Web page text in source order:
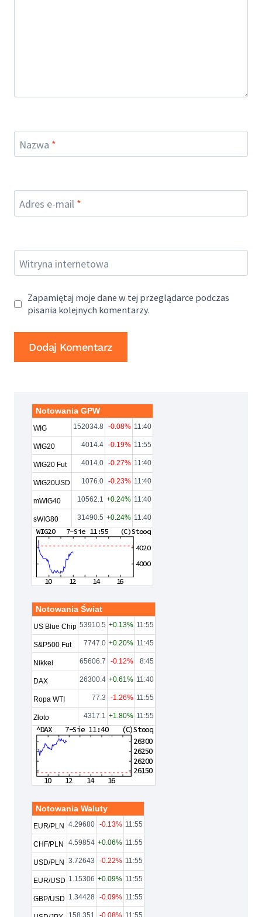
Nazwa *
Adres e-mail *
Witryna internetowa
Zapamiętaj moje dane w tej przeglądarce podczas
pisania kolejnych komentarzy.
Notowania GPW
WIG 152034.8 -0.08% 11:40
WIG20 4014.4 -0.19% 11:55
WIG20 Fut 4014.0 -0.27% 11:40
WIG20USD 1076.0 -0.23% 11:40
mWIG40 10562.1 +0.24% 11:40
sWIG80 31490.5 +0.24% 11:40
Notowania Świat
US Blue Chip 53910.5 +0.13% 11:55
S&P500 Fut 7747.0 +0.20% 11:45
Nikkei 65606.7 -0.12% 8:45
DAX 26300.4 +0.61% 11:40
Ropa WTI 77.3 -1.26% 11:55
Złoto 4317.1 +1.80% 11:55
Notowania Waluty
EUR/PLN 4.29680 -0.13% 11:55
CHF/PLN 4.59854 +0.06% 11:55
USD/PLN 3.72643 -0.22% 11:55
EUR/USD 1.15306 +0.09% 11:55
GBP/USD 1.34428 -0.09% 11:55